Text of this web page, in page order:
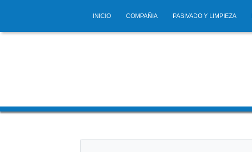
INICIO COMPAÑIA PASIVADO Y LIMPIEZA